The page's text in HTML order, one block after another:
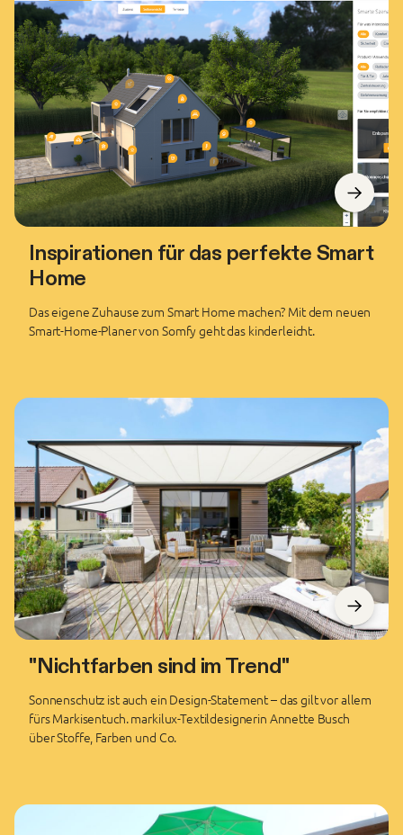
Inspirationen für das perfekte Smart
Home
Das eigene Zuhause zum Smart Home machen? Mit dem neuen
Smart-Home-Planer von Somfy geht das kinderleicht.
"Nichtfarben sind im Trend"
Sonnenschutz ist auch ein Design-Statement – das gilt vor allem
fürs Markisentuch. markilux-Textildesignerin Annette Busch
über Stoffe, Farben und Co.